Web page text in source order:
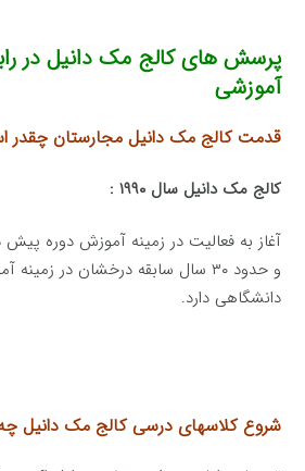
پرسش های کالج مک دانیل در
آموزشی
قدمت کالج مک دانیل مجارستان چقدر
کالج مک دانیل سال ۱۹۹۰ :
آغاز به فعالیت در زمینه آموزش دوره
و حدود ۳۰ سال سابقه درخشان در
دانشگاهی دارد.
شروع کلاسهای درسی کالج مک دانیل